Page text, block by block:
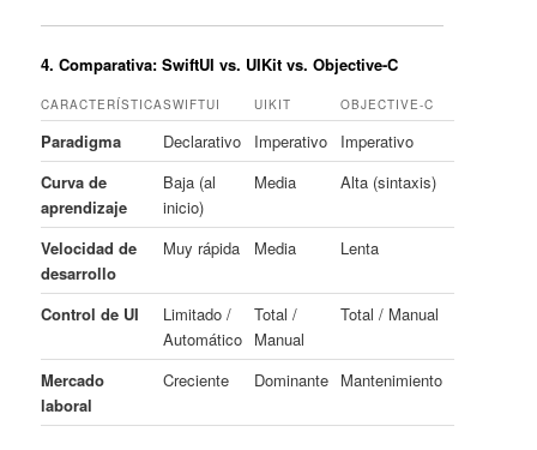
4. Comparativa: SwiftUI vs. UIKit vs. Objective-C
CARACTERÍSTICASWIFTUI UIKIT OBJECTIVE-C
Paradigma Declarativo Imperativo
Imperativo
Curva de
aprendizaje
Baja (al
inicio)
Media Alta (sintaxis)
Velocidad de
desarrollo
Muy rápida Media Lenta
Control de UI
Limitado /
Automático
Total /
Manual
Total / Manual
Mercado
laboral
Creciente Dominante Mantenimiento